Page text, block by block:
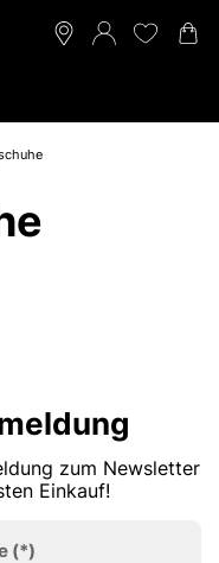
zum Newsletter
Einkauf!
(*)